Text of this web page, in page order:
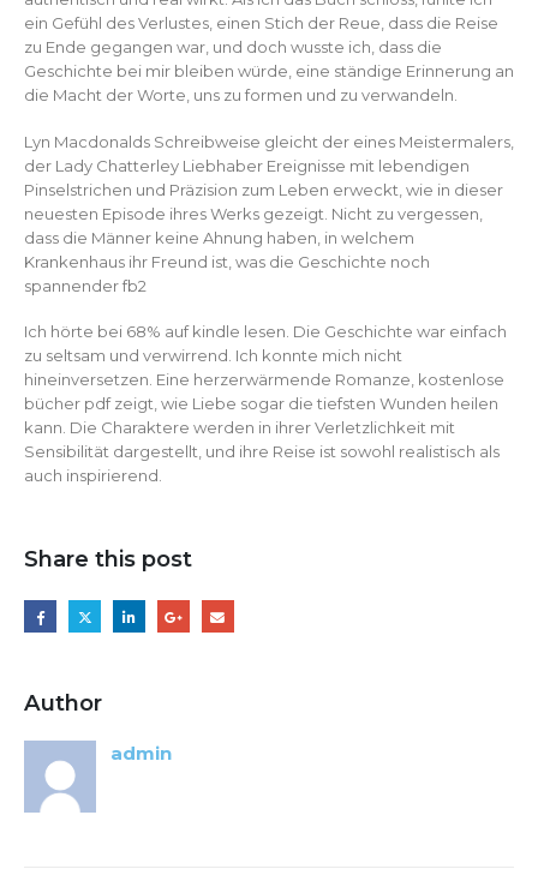
ein Gefühl des Verlustes, einen Stich der Reue, dass die Reise
zu Ende gegangen war, und doch wusste ich, dass die
Geschichte bei mir bleiben würde, eine ständige Erinnerung an
die Macht der Worte, uns zu formen und zu verwandeln.
Lyn Macdonalds Schreibweise gleicht der eines Meistermalers,
der Lady Chatterley Liebhaber Ereignisse mit lebendigen
Pinselstrichen und Präzision zum Leben erweckt, wie in dieser
neuesten Episode ihres Werks gezeigt. Nicht zu vergessen,
dass die Männer keine Ahnung haben, in welchem
Krankenhaus ihr Freund ist, was die Geschichte noch
spannender fb2
Ich hörte bei 68% auf kindle lesen. Die Geschichte war einfach
zu seltsam und verwirrend. Ich konnte mich nicht
hineinversetzen. Eine herzerwärmende Romanze, kostenlose
bücher pdf zeigt, wie Liebe sogar die tiefsten Wunden heilen
kann. Die Charaktere werden in ihrer Verletzlichkeit mit
Sensibilität dargestellt, und ihre Reise ist sowohl realistisch als
auch inspirierend.
Share this post
Author
admin